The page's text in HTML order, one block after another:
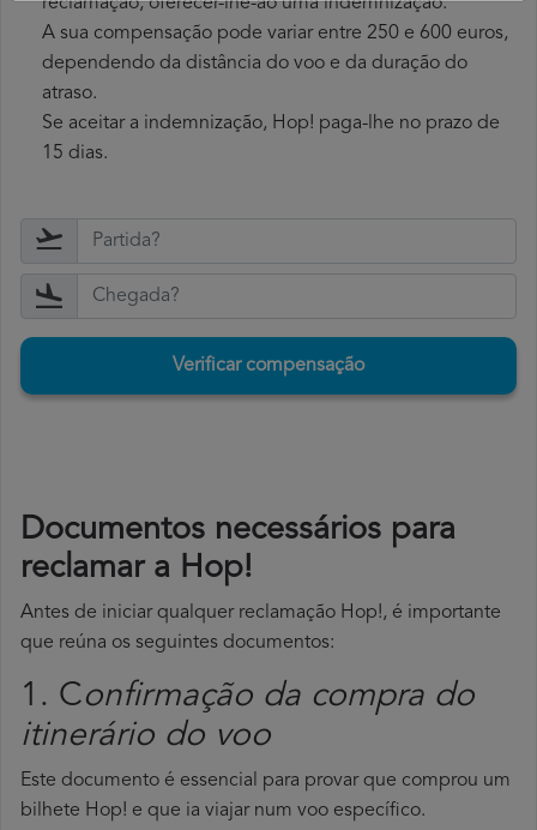
reclamação, oferecer-lhe-ão uma indemnização.
A sua compensação pode variar entre 250 e 600 euros,
dependendo da distância do voo e da duração do
atraso.
Se aceitar a indemnização, Hop! paga-lhe no prazo de
15 dias.
Verificar compensação
Documentos necessários para
reclamar a Hop!
Antes de iniciar qualquer reclamação Hop!, é importante
que reúna os seguintes documentos:
1. Confirmação da compra do
itinerário do voo
Este documento é essencial para provar que comprou um
bilhete Hop! e que ia viajar num voo específico.